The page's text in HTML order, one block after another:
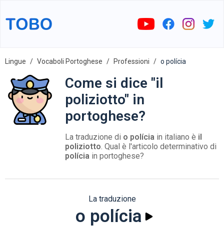
Lingue Vocaboli Portoghese Professioni o polícia
Come si dice "il
poliziotto" in
portoghese?
La traduzione di o polícia in italiano è il
poliziotto. Qual è l'articolo determinativo di
polícia in portoghese?
La traduzione
o polícia